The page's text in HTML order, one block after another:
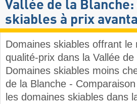
Vallée de la
skiables à prix
Domaines skiables offrant le
qualité-prix dans la Vallée
Domaines skiables moins
de la Blanche -
les domaines skiables dans